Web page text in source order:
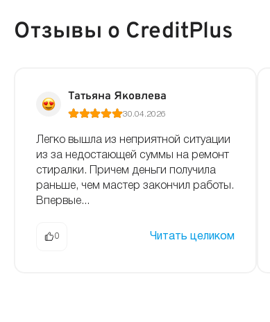
Отзывы о CreditPlus
Татьяна Яковлева
30.04.2026
Легко вышла из неприятной ситуации
из за недостающей суммы на ремонт
стиралки. Причем деньги получила
раньше, чем мастер закончил работы.
Впервые...
0 Читать целиком